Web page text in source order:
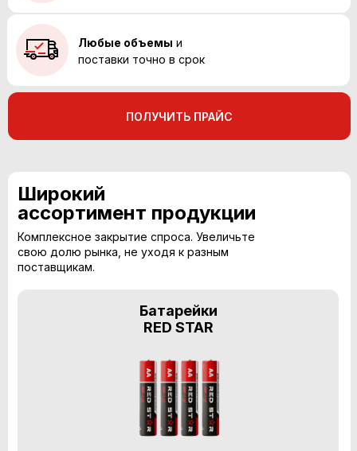
Любые объемы и
поставки точно в срок
ПОЛУЧИТЬ ПРАЙС
Широкий
ассортимент продукции
Комплексное закрытие спроса. Увеличьте
свою долю рынка, не уходя к разным
поставщикам.
Батарейки
RED STAR